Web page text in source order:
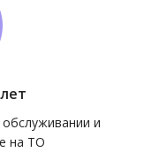
и
на ТО